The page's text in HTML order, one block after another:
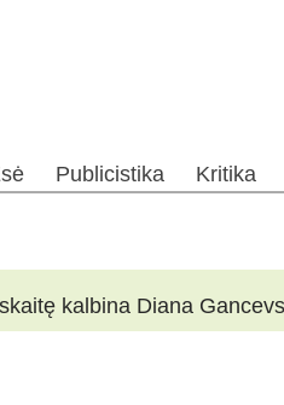
Publicistika Kritika
kalbina Diana